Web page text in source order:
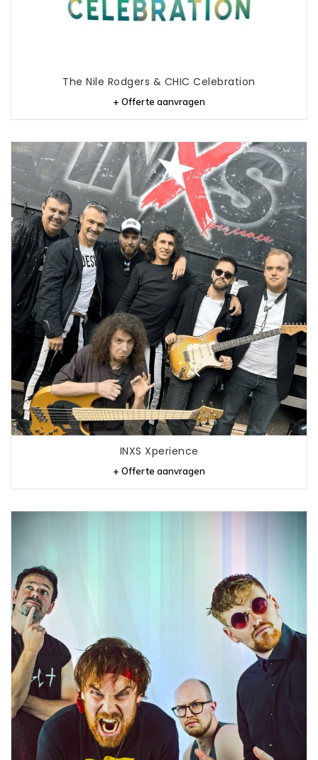
The Nile Rodgers & CHIC Celebration
+ Offerte aanvragen
INXS Xperience
+ Offerte aanvragen